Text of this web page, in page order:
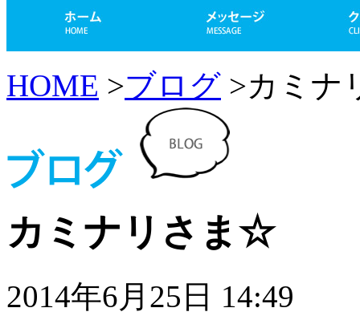
HOME >ブログ >カミ
カミナリさま☆
2014年6月25日 14:49